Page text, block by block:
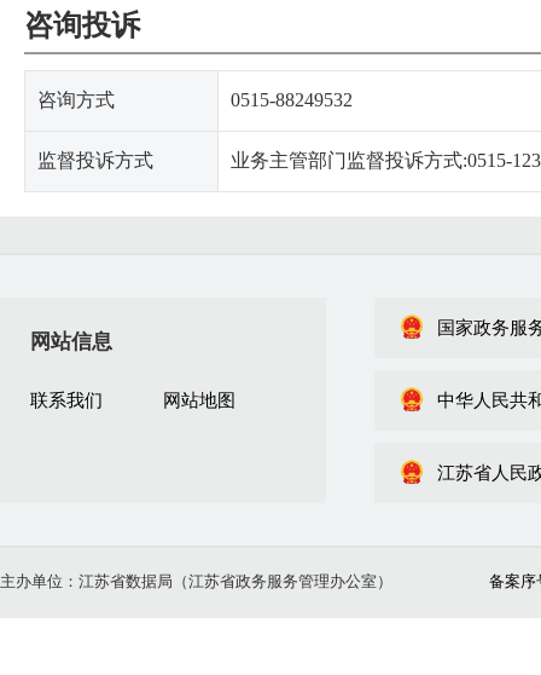
咨询投诉
咨询方式 0515-88249532
监督投诉方式 业务主管部门监督投诉方式:0515-
网站信息
联系我们 网站地图
国家政务服
中华人民共
江苏省人民
主办单位：江苏省数据局（江苏省政务服务管理办公室） 备案序